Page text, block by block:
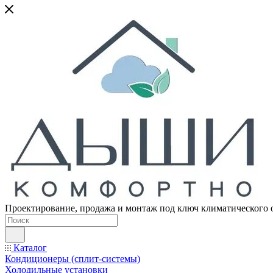
Проектирование, продажа и монтаж под ключ климатического
Каталог
Кондиционеры (сплит-системы)
Холодильные установки